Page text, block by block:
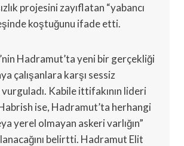
projesini zayıflatan “yabancı
koştuğunu ifade etti.
Hadramut’ta yeni bir gerçekliği
çalışanlara karşı sessiz
vurguladı. Kabile ittifakının lideri
ise, Hadramut’ta herhangi
yerel olmayan askeri varlığın”
belirtti. Hadramut Elit